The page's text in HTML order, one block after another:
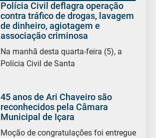
Polícia Civil deflagra operação
contra tráfico de drogas, lavagem
de dinheiro, agiotagem e
associação criminosa
Na manhã desta quarta-feira (5), a
Polícia Civil de Santa
45 anos de Ari Chaveiro são
reconhecidos pela Câmara
Municipal de Içara
Moção de congratulações foi entregue